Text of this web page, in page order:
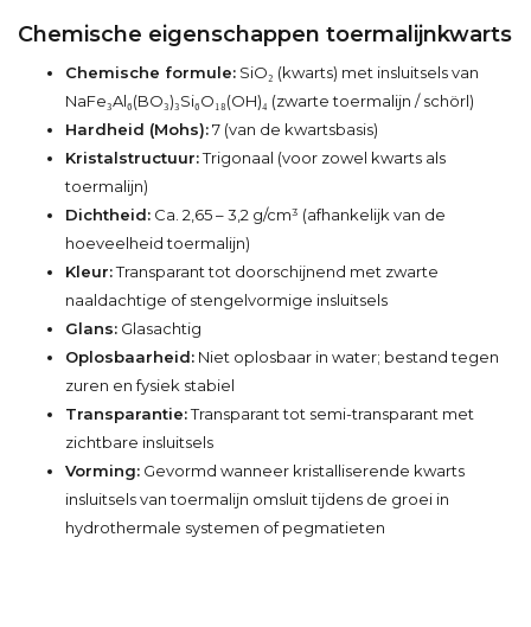
Chemische eigenschappen toermalijnkwarts
Chemische formule: SiO₂ (kwarts) met insluitsels van
NaFe₃Al₆(BO₃)₃Si₆O₁₈(OH)₄ (zwarte toermalijn / schörl)
Hardheid (Mohs):7 (van de kwartsbasis)
Kristalstructuur:Trigonaal (voor zowel kwarts als
toermalijn)
Dichtheid: Ca. 2,65 – 3,2 g/cm³ (afhankelijk van de
hoeveelheid toermalijn)
Kleur:Transparant tot doorschijnend met zwarte
naaldachtige of stengelvormige insluitsels
Glans: Glasachtig
Oplosbaarheid: Niet oplosbaar in water; bestand tegen
zuren en fysiek stabiel
Transparantie:Transparant tot semi-transparant met
zichtbare insluitsels
Vorming: Gevormd wanneer kristalliserende kwarts
insluitsels van toermalijn omsluit tijdens de groei in
hydrothermale systemen of pegmatieten